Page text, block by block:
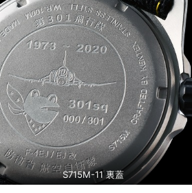
S715M-11 裏蓋